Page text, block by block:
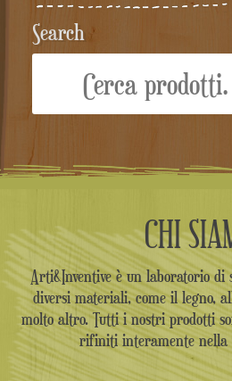
Search
CHI
Arti&Inventive è un laboratorio di
diversi materiali, come il legno,
molto altro. Tutti i nostri prodotti
rifiniti interamente nella